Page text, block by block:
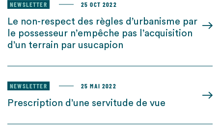
NEWSLETTER 25 OCT 2022
Le non-respect des règles d’urbanisme par
le possesseur n’empêche pas l’acquisition
d’un terrain par usucapion
NEWSLETTER 25 MAI 2022
Prescription d’une servitude de vue